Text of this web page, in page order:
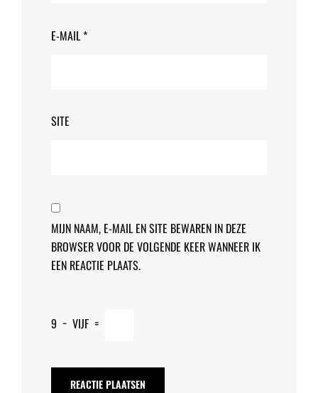
E-MAIL *
SITE
MIJN NAAM, E-MAIL EN SITE BEWAREN IN DEZE
BROWSER VOOR DE VOLGENDE KEER WANNEER IK
EEN REACTIE PLAATS.
9 − VIJF =